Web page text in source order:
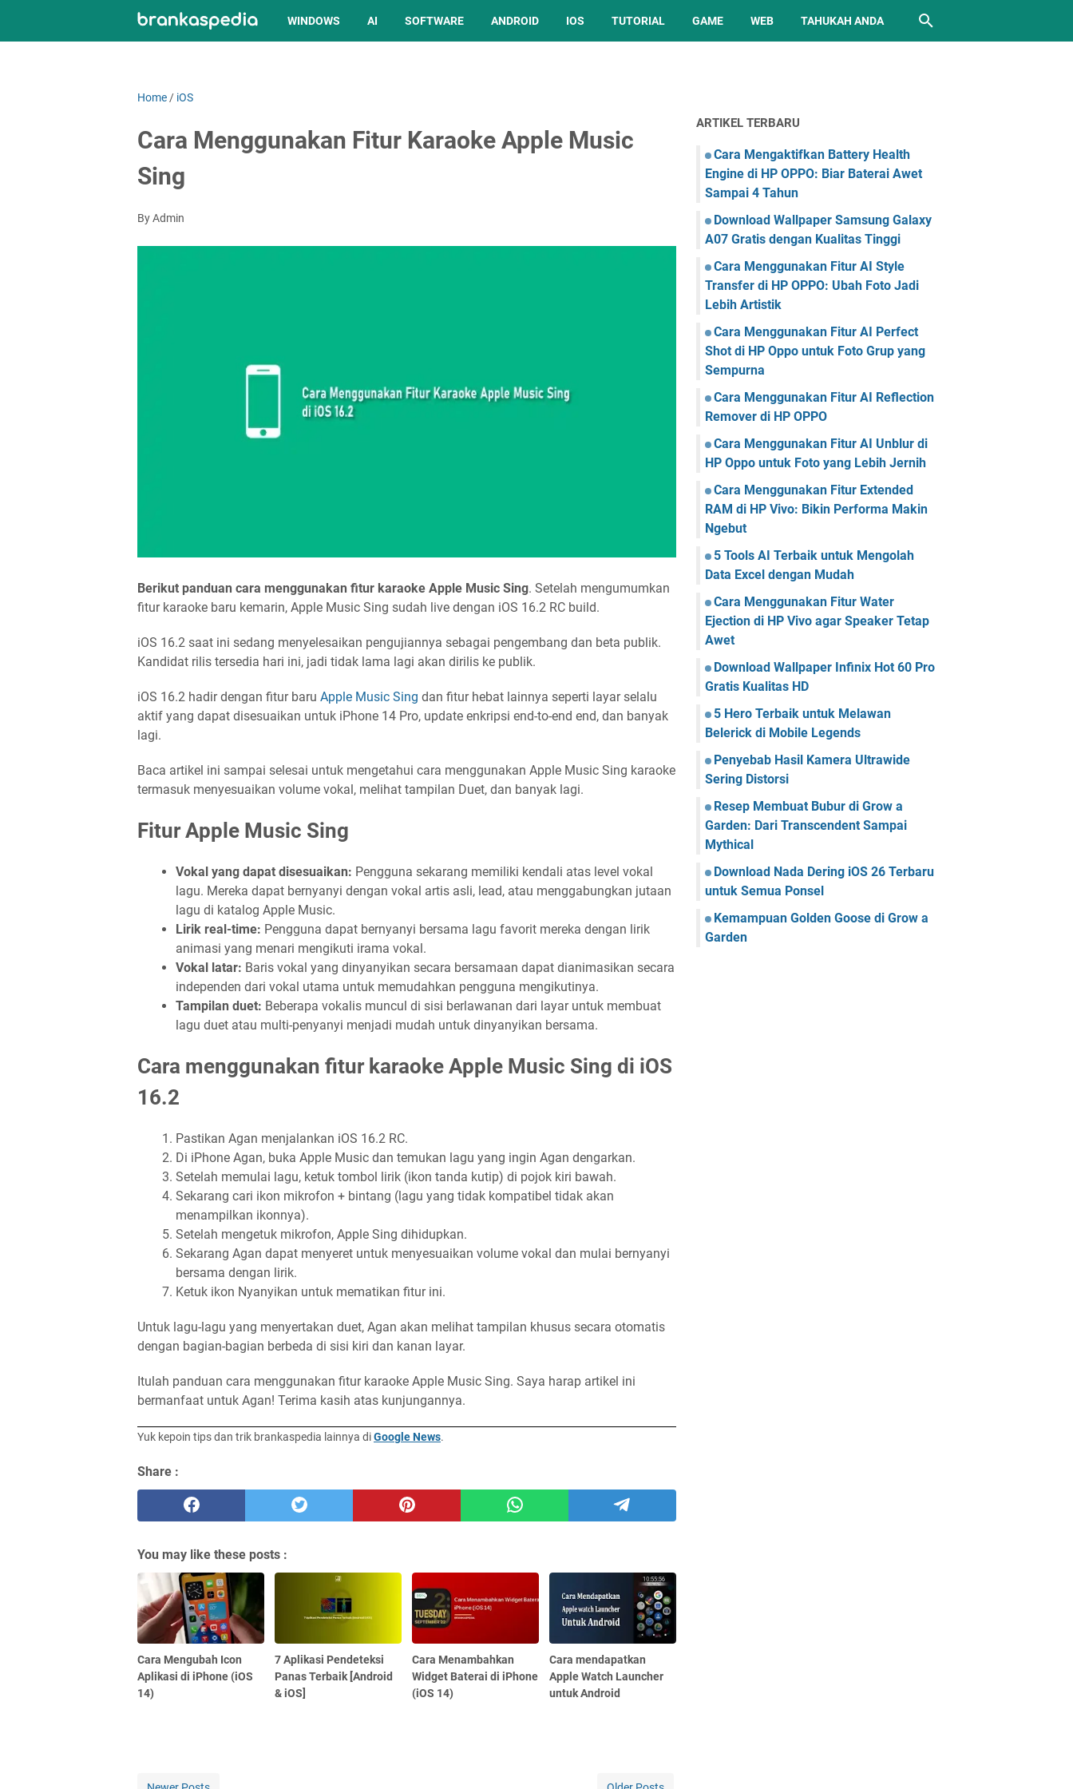
WINDOWS AI SOFTWARE ANDROID IOS TUTORIAL GAME WEB TAHUKAH ANDA
Home / iOS
Cara Menggunakan Fitur Karaoke Apple Music
Sing
By Admin
Berikut panduan cara menggunakan fitur karaoke Apple Music Sing. Setelah mengumumkan
fitur karaoke baru kemarin, Apple Music Sing sudah live dengan iOS 16.2 RC build.
iOS 16.2 saat ini sedang menyelesaikan pengujiannya sebagai pengembang dan beta publik.
Kandidat rilis tersedia hari ini, jadi tidak lama lagi akan dirilis ke publik.
iOS 16.2 hadir dengan fitur baru Apple Music Sing dan fitur hebat lainnya seperti layar selalu
aktif yang dapat disesuaikan untuk iPhone 14 Pro, update enkripsi end-to-end end, dan banyak
lagi.
Baca artikel ini sampai selesai untuk mengetahui cara menggunakan Apple Music Sing karaoke
termasuk menyesuaikan volume vokal, melihat tampilan Duet, dan banyak lagi.
Fitur Apple Music Sing
Vokal yang dapat disesuaikan: Pengguna sekarang memiliki kendali atas level vokal
lagu. Mereka dapat bernyanyi dengan vokal artis asli, lead, atau menggabungkan jutaan
lagu di katalog Apple Music.
Lirik real-time: Pengguna dapat bernyanyi bersama lagu favorit mereka dengan lirik
animasi yang menari mengikuti irama vokal.
Vokal latar: Baris vokal yang dinyanyikan secara bersamaan dapat dianimasikan secara
independen dari vokal utama untuk memudahkan pengguna mengikutinya.
Tampilan duet: Beberapa vokalis muncul di sisi berlawanan dari layar untuk membuat
lagu duet atau multi-penyanyi menjadi mudah untuk dinyanyikan bersama.
Cara menggunakan fitur karaoke Apple Music Sing di iOS
16.2
Pastikan Agan menjalankan iOS 16.2 RC.
Di iPhone Agan, buka Apple Music dan temukan lagu yang ingin Agan dengarkan.
Setelah memulai lagu, ketuk tombol lirik (ikon tanda kutip) di pojok kiri bawah.
Sekarang cari ikon mikrofon + bintang (lagu yang tidak kompatibel tidak akan
menampilkan ikonnya).
Setelah mengetuk mikrofon, Apple Sing dihidupkan.
Sekarang Agan dapat menyeret untuk menyesuaikan volume vokal dan mulai bernyanyi
bersama dengan lirik.
Ketuk ikon Nyanyikan untuk mematikan fitur ini.
Untuk lagu-lagu yang menyertakan duet, Agan akan melihat tampilan khusus secara otomatis
dengan bagian-bagian berbeda di sisi kiri dan kanan layar.
Itulah panduan cara menggunakan fitur karaoke Apple Music Sing. Saya harap artikel ini
bermanfaat untuk Agan! Terima kasih atas kunjungannya.
Yuk kepoin tips dan trik brankaspedia lainnya diGoogle News.
Share :
You may like these posts :
Cara Mengubah Icon
Aplikasi di iPhone (iOS
14)
7 Aplikasi Pendeteksi
Panas Terbaik [Android
& iOS]
Cara Menambahkan
Widget Baterai di iPhone
(iOS 14)
Cara mendapatkan
Apple Watch Launcher
untuk Android
ARTIKEL TERBARU
Cara Mengaktifkan Battery Health
Engine di HP OPPO: Biar Baterai Awet
Sampai 4 Tahun
Download Wallpaper Samsung Galaxy
A07 Gratis dengan Kualitas Tinggi
Cara Menggunakan Fitur AI Style
Transfer di HP OPPO: Ubah Foto Jadi
Lebih Artistik
Cara Menggunakan Fitur AI Perfect
Shot di HP Oppo untuk Foto Grup yang
Sempurna
Cara Menggunakan Fitur AI Reflection
Remover di HP OPPO
Cara Menggunakan Fitur AI Unblur di
HP Oppo untuk Foto yang Lebih Jernih
Cara Menggunakan Fitur Extended
RAM di HP Vivo: Bikin Performa Makin
Ngebut
5 Tools AI Terbaik untuk Mengolah
Data Excel dengan Mudah
Cara Menggunakan Fitur Water
Ejection di HP Vivo agar Speaker Tetap
Awet
Download Wallpaper Infinix Hot 60 Pro
Gratis Kualitas HD
5 Hero Terbaik untuk Melawan
Belerick di Mobile Legends
Penyebab Hasil Kamera Ultrawide
Sering Distorsi
Resep Membuat Bubur di Grow a
Garden: Dari Transcendent Sampai
Mythical
Download Nada Dering iOS 26 Terbaru
untuk Semua Ponsel
Kemampuan Golden Goose di Grow a
Garden